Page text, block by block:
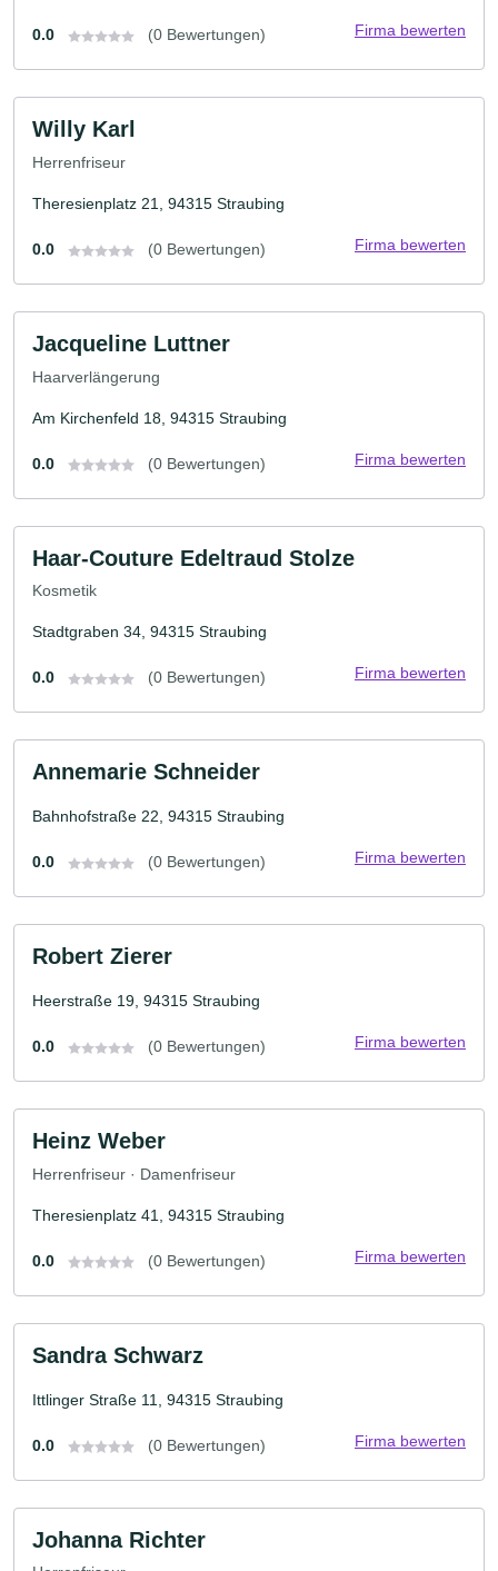
0.0 (0 Bewertungen) Firma bewerten
Willy Karl
Herrenfriseur
Theresienplatz 21, 94315 Straubing
0.0 (0 Bewertungen) Firma bewerten
Jacqueline Luttner
Haarverlängerung
Am Kirchenfeld 18, 94315 Straubing
0.0 (0 Bewertungen) Firma bewerten
Haar-Couture Edeltraud Stolze
Kosmetik
Stadtgraben 34, 94315 Straubing
0.0 (0 Bewertungen) Firma bewerten
Annemarie Schneider
Bahnhofstraße 22, 94315 Straubing
0.0 (0 Bewertungen) Firma bewerten
Robert Zierer
Heerstraße 19, 94315 Straubing
0.0 (0 Bewertungen) Firma bewerten
Heinz Weber
Herrenfriseur · Damenfriseur
Theresienplatz 41, 94315 Straubing
0.0 (0 Bewertungen) Firma bewerten
Sandra Schwarz
Ittlinger Straße 11, 94315 Straubing
0.0 (0 Bewertungen) Firma bewerten
Johanna Richter